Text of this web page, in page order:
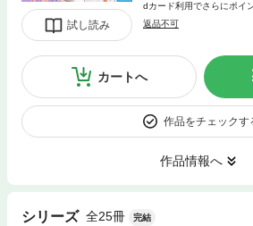
試し読み
dカード利用でさらにポイ
返品不可
カートへ
作品をチェックす
作品情報へ
シリーズ 全25冊 完結